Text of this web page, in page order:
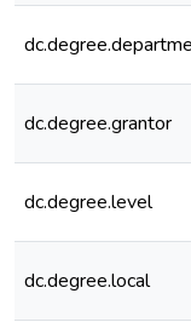
dc.degree.grantor
dc.degree.level
dc.degree.local